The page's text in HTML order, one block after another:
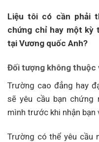
Liệu tôi có cần phải
chứng chỉ hay một kỳ
tại Vương quốc Anh?
Đối tượng không thuộc
Trường cao đẳng hay
sẽ yêu cầu bạn chứng
mình trước khi nhận bạn
Trường có thể yêu cầu